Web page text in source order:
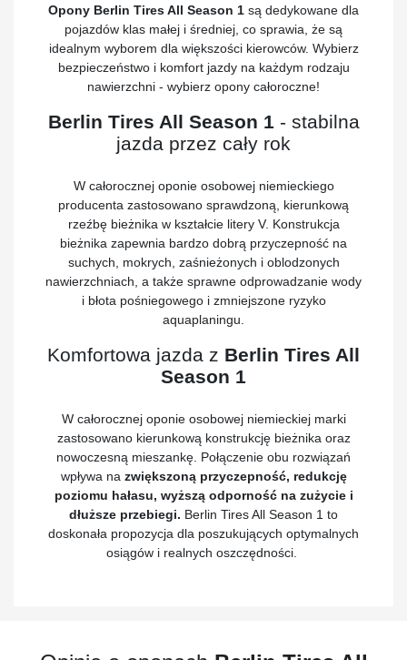
Opony Berlin Tires All Season 1 są dedykowane dla
pojazdów klas małej i średniej, co sprawia, że są
idealnym wyborem dla większości kierowców. Wybierz
bezpieczeństwo i komfort jazdy na każdym rodzaju
nawierzchni - wybierz opony całoroczne!
Berlin Tires All Season 1 - stabilna
jazda przez cały rok
W całorocznej oponie osobowej niemieckiego
producenta zastosowano sprawdzoną, kierunkową
rzeźbę bieżnika w kształcie litery V. Konstrukcja
bieżnika zapewnia bardzo dobrą przyczepność na
suchych, mokrych, zaśnieżonych i oblodzonych
nawierzchniach, a także sprawne odprowadzanie wody
i błota pośniegowego i zmniejszone ryzyko
aquaplaningu.
Komfortowa jazda z Berlin Tires All
Season 1
W całorocznej oponie osobowej niemieckiej marki
zastosowano kierunkową konstrukcję bieżnika oraz
nowoczesną mieszankę. Połączenie obu rozwiązań
wpływa na zwiększoną przyczepność, redukcję
poziomu hałasu, wyższą odporność na zużycie i
dłuższe przebiegi. Berlin Tires All Season 1 to
doskonała propozycja dla poszukujących optymalnych
osiągów i realnych oszczędności.